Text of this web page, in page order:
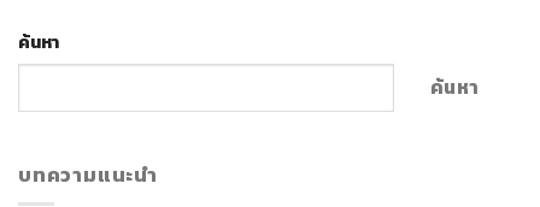
ค้นหา
ค้นหา
บทความแนะนำ